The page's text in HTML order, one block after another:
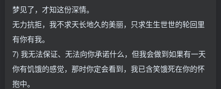
梦见了，才知这份深情。
无力抗拒，我不求天长地久的美丽，只求生生世世的轮回里
有你有我。
7) 我无法保证、无法向你承诺什么，但我会做到如果有一天
你有饥饿的感觉，那时你定会看到，我已含笑饿死在你的怀
抱中。